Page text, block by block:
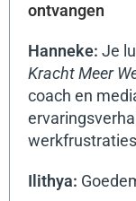
ontvangen
Hanneke: Je
Kracht Meer
coach en
Ilithya: